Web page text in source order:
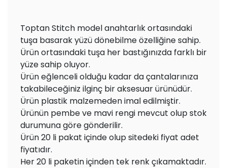
Toptan Stitch model anahtarlık ortasındaki
tuşa basarak yüzü dönebilme özelliğine sahip.
Ürün ortasındaki tuşa her bastığınızda farklı bir
yüze sahip oluyor.
Ürün eğlenceli olduğu kadar da çantalarınıza
takabileceğiniz ilginç bir aksesuar ürünüdür.
Ürün plastik malzemeden imal edilmiştir.
Ürünün pembe ve mavi rengi mevcut olup stok
durumuna göre gönderilir.
Ürün 20 li pakat içinde olup sitedeki fiyat adet
fiyatıdır.
Her 20 li paketin içinden tek renk çıkamaktadır.